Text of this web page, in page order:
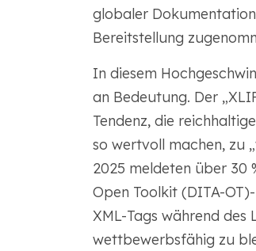
globaler
Bereitstellung
In diesem
an Bedeutung. Der
Tendenz, die
so wertvoll machen, zu
2025 meldeten über 30
Open Toolkit (DITA-
XML-Tags während
wettbewerbsfähig zu